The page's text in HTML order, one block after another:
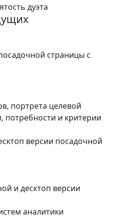
страницы с
портрета целевой
потребности и критерии
версии посадочной
и десктоп версии
аналитики